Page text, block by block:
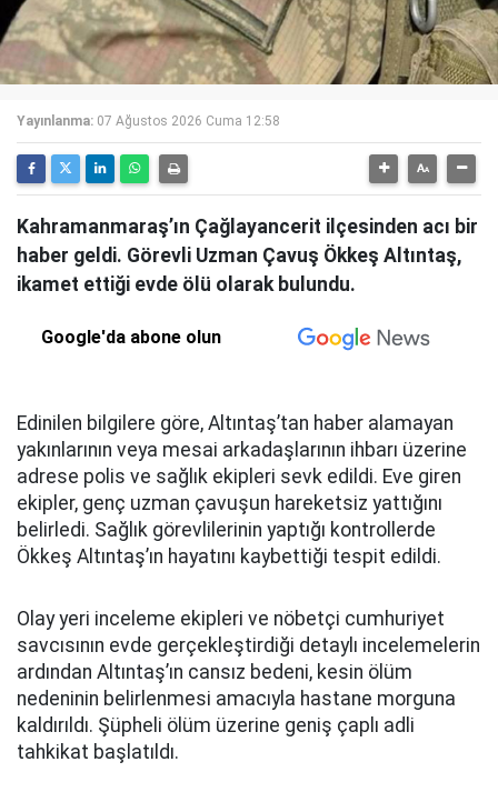
Yayınlanma: 07 Ağustos 2026 Cuma 12:58
Kahramanmaraş’ın Çağlayancerit ilçesinden acı bir
haber geldi. Görevli Uzman Çavuş Ökkeş Altıntaş,
ikamet ettiği evde ölü olarak bulundu.
Google'da abone olun
Edinilen bilgilere göre, Altıntaş’tan haber alamayan
yakınlarının veya mesai arkadaşlarının ihbarı üzerine
adrese polis ve sağlık ekipleri sevk edildi. Eve giren
ekipler, genç uzman çavuşun hareketsiz yattığını
belirledi. Sağlık görevlilerinin yaptığı kontrollerde
Ökkeş Altıntaş’ın hayatını kaybettiği tespit edildi.
Olay yeri inceleme ekipleri ve nöbetçi cumhuriyet
savcısının evde gerçekleştirdiği detaylı incelemelerin
ardından Altıntaş’ın cansız bedeni, kesin ölüm
nedeninin belirlenmesi amacıyla hastane morguna
kaldırıldı. Şüpheli ölüm üzerine geniş çaplı adli
tahkikat başlatıldı.